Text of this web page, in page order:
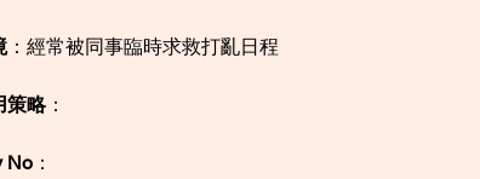
：經常被同事臨時求救打亂日程
策略：
No ：